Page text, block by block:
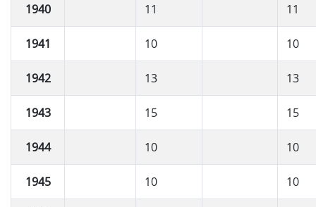
1940 11 11
1941 10 10
1942 13 13
1943 15 15
1944 10 10
1945 10 10